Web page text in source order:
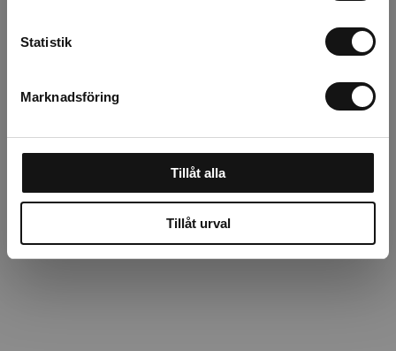
Statistik
Marknadsföring
Tillåt alla
Tillåt urval